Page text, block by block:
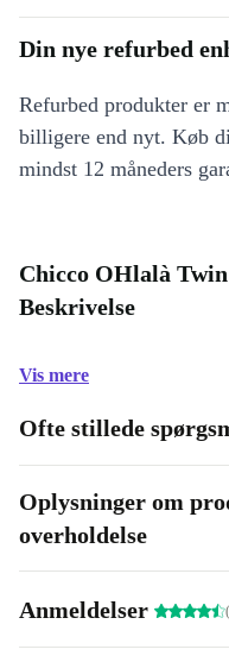
Din nye refurbed
Refurbed produkter er
billigere end nyt. Køb
mindst 12 måneders
Chicco OHlalà
Beskrivelse
Vis mere
Ofte stillede
Oplysninger om
overholdelse
Anmeldelser